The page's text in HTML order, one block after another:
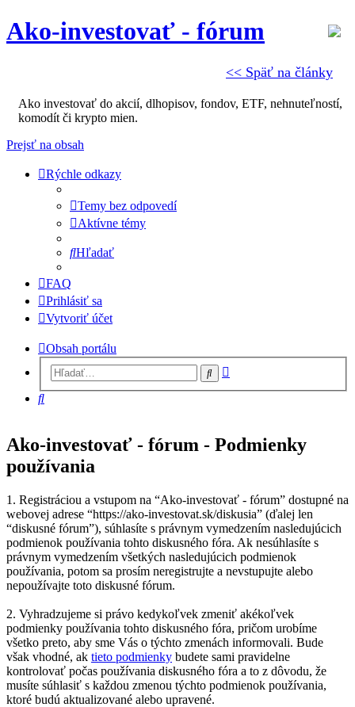
<< Späť na články
Ako-investovať - fórum
Ako investovať do akcií, dlhopisov, fondov, ETF, nehnuteľností,
komodít či krypto mien.
Prejsť na obsah
Rýchle odkazy
Temy bez odpovedí
Aktívne témy
Hľadať
FAQ
Prihlásiť sa
Vytvoriť účet
Obsah portálu
Hľadať
Hľadať
Ako-investovať - fórum - Podmienky
používania
1. Registráciou a vstupom na “Ako-investovať - fórum” dostupné na
webovej adrese “https://ako-investovat.sk/diskusia” (ďalej len
“diskusné fórum”), súhlasíte s právnym vymedzením nasledujúcich
podmienok používania tohto diskusného fóra. Ak nesúhlasíte s
právnym vymedzením všetkých nasledujúcich podmienok
používania, potom sa prosím neregistrujte a nevstupujte alebo
nepoužívajte toto diskusné fórum.
2. Vyhradzujeme si právo kedykoľvek zmeniť akékoľvek
podmienky používania tohto diskusného fóra, pričom urobíme
všetko preto, aby sme Vás o týchto zmenách informovali. Bude
však vhodné, ak tieto podmienky budete sami pravidelne
kontrolovať počas používania diskusného fóra a to z dôvodu, že
musíte súhlasiť s každou zmenou týchto podmienok používania,
ktoré budú aktualizované alebo upravené.